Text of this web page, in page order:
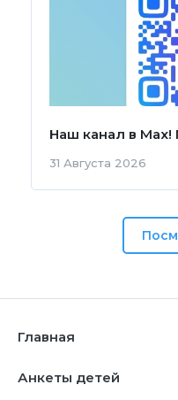
Наш канал в Мах!
31 Августа 2026
Главная
Анкеты детей